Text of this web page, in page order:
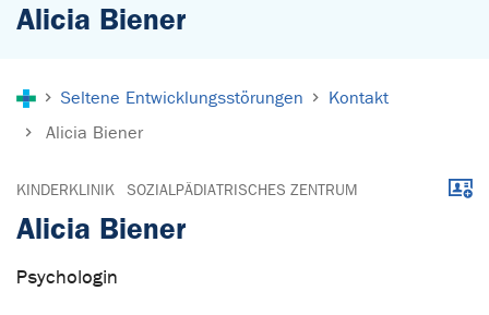
Alicia Biener
Seltene Entwicklungsstörungen
Kontakt
Alicia Biener
KINDERKLINIK SOZIALPÄDIATRISCHES ZENTRUM
Alicia Biener
Psychologin